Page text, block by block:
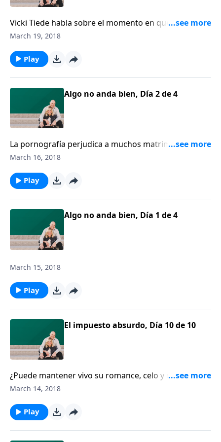
Vicki Tiede habla sobre el momento en que se dio
cuenta de que el comportamiento adictivo de su
piadoso, Vicki salió de su hogar, en un intento de
protegerse y de guardar a su hija.
March 19, 2018
Play
Algo no anda bien, Día 2 de 4
La pornografía perjudica a muchos matrimonios.
Vicki Tiede lo sabe. Ella recuerda haber encontrado
embarazada, buscó ayuda de su pastor y renovó el
compromiso con Cristo para su vida y su matrimonio.
March 16, 2018
Play
Algo no anda bien, Día 1 de 4
March 15, 2018
Play
El impuesto absurdo, Día 10 de 10
¿Puede mantener vivo su romance, celo y deseo
saludable por su pareja, después de 50 años de
conviertan en “compañeros de habitación”.
March 14, 2018
Play